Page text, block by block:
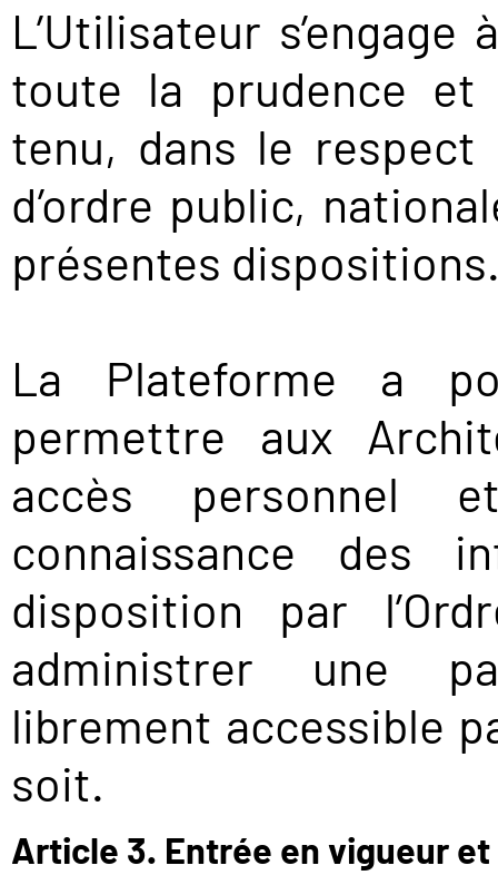
L’Utilisateur
toute la prudence et
tenu, dans le
d’ordre public,
présentes
La Plateforme a
permettre aux
accès personnel
connaissance des
disposition par
administrer une
librement accessible
soit.
Article 3. Entrée en vigueur